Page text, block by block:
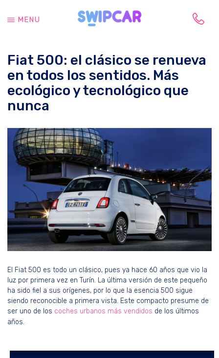
principal
cambia,
tu
coche
también
MENU
Fiat 500: el clásico se renueva
en todos los sentidos. Más
ecológico y tecnológico que
nunca
El Fiat 500 es todo un clásico, pues ya hace 60 años que vio la
luz por primera vez en Turín. La última versión de este pequeño
ha sido fiel a sus orígenes, por lo que la esencia 500 sigue
siendo reconocible a primera vista. Este compacto presume de
ser uno de los coches urbanos más vendidos de los últimos
años.